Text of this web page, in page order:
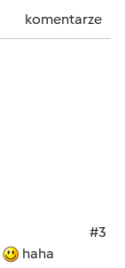
komentarze
#3
haha